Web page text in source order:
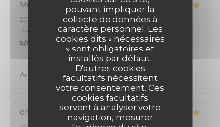
pouvant impliquer la
collecte de données à
caractère personnel. Les
cookies dits « nécessaires
» sont obligatoires et
installés par défaut.
D'autres cookies
facultatifs nécessitent
votre consentement. Ces
cookies facultatifs
servent à analyser votre
navigation, mesurer
Mélanie
2026-07-17
- 12:30 - Couverts 2
Service
/5 Ambiance: 5/5 Cuisine: 5 /5 Qualité / Prix :
5/5
Au top comme toujours
christine B